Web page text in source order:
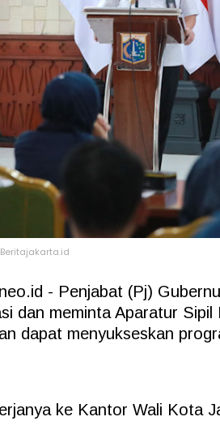
- Penjabat (Pj)
dan meminta Aparatur
dapat menyukseskan
ke Kantor Wali Kota